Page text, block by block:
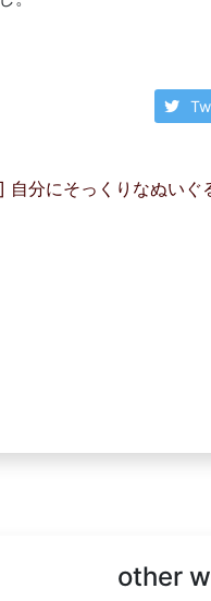
ン
自分にそっくりなぬいぐ
other